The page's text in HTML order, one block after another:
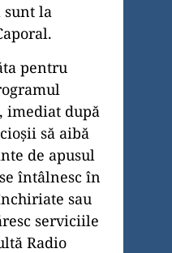
la
pentru
imediat după
să aibă
de apusul
întâlnesc în
sau
serviciile
Radio